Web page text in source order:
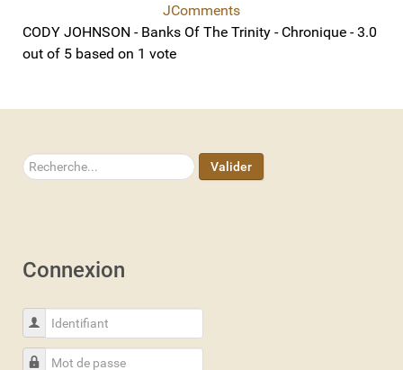
JComments
CODY JOHNSON - Banks Of The Trinity - Chronique -3.0
out of 5 based on 1 vote
Rechercher Valider
Connexion
Identifiant
Mot de passe